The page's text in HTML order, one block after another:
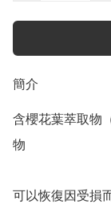
簡介
含櫻花葉萃取物
物
可以恢復因受損